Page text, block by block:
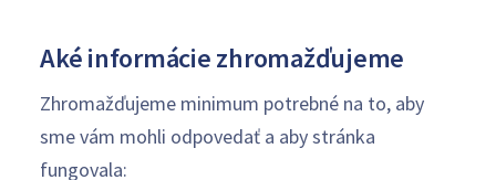
Aké informácie zhromažďujeme
Zhromažďujeme minimum potrebné na to, aby
sme vám mohli odpovedať a aby stránka
fungovala: